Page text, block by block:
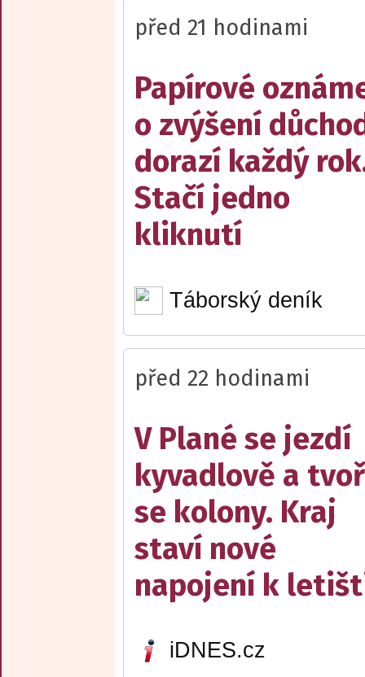
před 21 hodinami
Papírové
o zvýšení
dorazí každý
Stačí jedno
kliknutí
Táborský deník
před 22 hodinami
V Plané se jezdí
kyvadlově a
se kolony. Kraj
staví nové
napojení k
iDNES.cz